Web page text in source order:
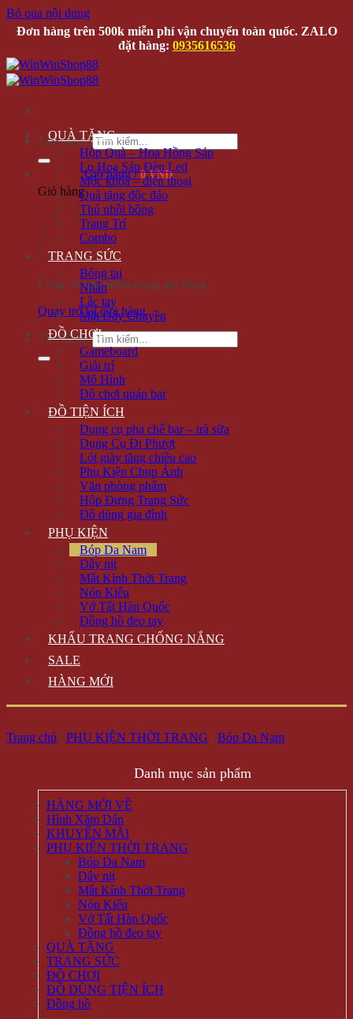
Bỏ qua nội dung
Đơn hàng trên 500k miễn phí vận chuyển toàn quốc. ZALO
đặt hàng: 0935616536
Tìm kiếm:
Giỏ hàng /0 VNĐ
Giỏ hàng
Chưa có sản phẩm trong giỏ hàng.
Quay trở lại cửa hàng
Tìm kiếm:
QUÀ TẶNG
Hộp Quà – Hoa Hồng Sáp
Lọ Hoa Sáp Đèn Led
Móc khóa – điện thoại
Quà tặng độc đáo
Thú nhồi bông
Trang Trí
Combo
TRANG SỨC
Bông tai
Nhẫn
Lắc tay
Mặt Dây Chuyền
ĐỒ CHƠI
Gameboard
Giải trí
Mô Hình
Đồ chơi quán bar
ĐỒ TIỆN ÍCH
Dụng cụ pha chế bar – trà sữa
Dụng Cụ Đi Phượt
Lót giày tăng chiều cao
Phụ Kiện Chụp Ảnh
Văn phòng phẩm
Hộp Đựng Trang Sức
Đồ dùng gia đình
PHỤ KIỆN
Bóp Da Nam
Dây nịt
Mắt Kính Thời Trang
Nón Kiểu
Vớ Tất Hàn Quốc
Đồng hồ đeo tay
KHẨU TRANG CHỐNG NẮNG
SALE
HÀNG MỚI
Trang chủ / PHỤ KIỆN THỜI TRANG / Bóp Da Nam
Danh mục sản phẩm
HÀNG MỚI VỀ
Hình Xăm Dán
KHUYẾN MÃI
PHỤ KIỆN THỜI TRANG
Bóp Da Nam
Dây nịt
Mắt Kính Thời Trang
Nón Kiểu
Vớ Tất Hàn Quốc
Đồng hồ đeo tay
QUÀ TẶNG
TRANG SỨC
ĐỒ CHƠI
ĐỒ DÙNG TIỆN ÍCH
Đồng hồ